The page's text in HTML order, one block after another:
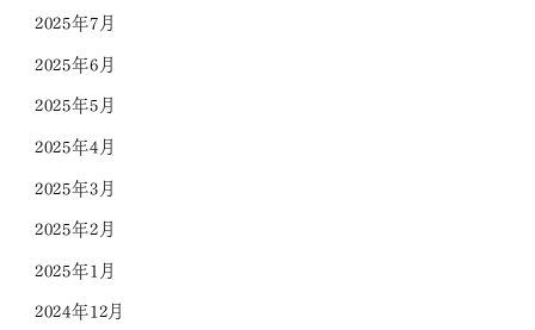
2025年7月
2025年6月
2025年5月
2025年4月
2025年3月
2025年2月
2025年1月
2024年12月